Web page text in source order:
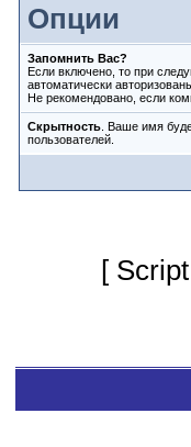
Опции
Запомнить Вас?
Если включено, то при
автоматически
Не рекомендовано, если
Скрытность . Ваше имя
пользователей.
[